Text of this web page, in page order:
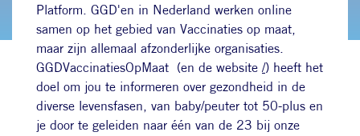
Platform. GGD'en in Nederland werken online
samen op het gebied van Vaccinaties op maat,
maar zijn allemaal afzonderlijke organisaties.
GGDVaccinatiesOpMaat (en de website /) heeft het
doel om jou te informeren over gezondheid in de
diverse levensfasen, van baby/peuter tot 50-plus en
je door te geleiden naar één van de 23 bij onze